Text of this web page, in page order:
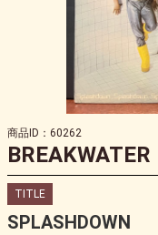
商品ID：60262
BREAKWATER
TITLE
SPLASHDOWN